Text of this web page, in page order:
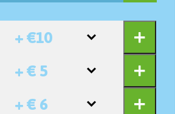
+ €10
+ € 5
+ € 6